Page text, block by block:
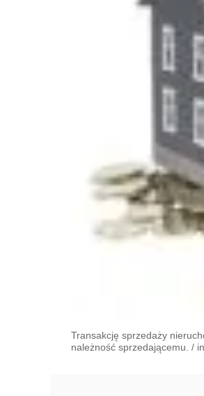
Transakcję sprzedaży
należność sprzedającemu. /